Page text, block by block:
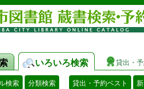
いろいろ検索 貸出・
検索 分類検索 貸出・予約ベスト